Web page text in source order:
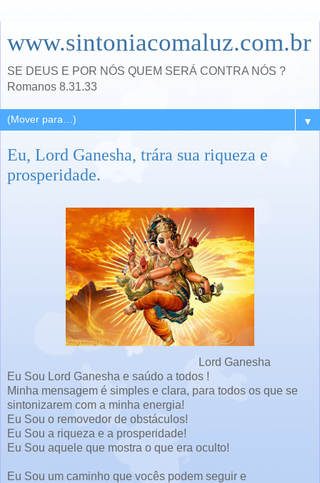
www.sintoniacomaluz.com.br
SE DEUS E POR NÓS QUEM SERÁ CONTRA NÓS ?
Romanos 8.31.33
▼
Eu, Lord Ganesha, trára sua riqueza e
prosperidade.
Lord Ganesha
Eu Sou Lord Ganesha e saúdo a todos !
Minha mensagem é simples e clara, para todos os que se
sintonizarem com a minha energia!
Eu Sou o removedor de obstáculos!
Eu Sou a riqueza e a prosperidade!
Eu Sou aquele que mostra o que era oculto!
Eu Sou um caminho que vocês podem seguir e